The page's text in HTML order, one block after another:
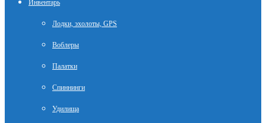
Инвентарь
Лодки, эхолоты, GPS
Воблеры
Палатки
Спиннинги
Удилища